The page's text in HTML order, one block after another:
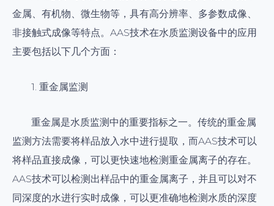
金属、有机物、微生物等，具有高分辨率、多参数成像、
非接触式成像等特点。AAS技术在水质监测设备中的应用
主要包括以下几个方面：
1. 重金属监测
重金属是水质监测中的重要指标之一。传统的重金属
监测方法需要将样品放入水中进行提取，而AAS技术可以
将样品直接成像，可以更快速地检测重金属离子的存在。
AAS技术可以检测出样品中的重金属离子，并且可以对不
同深度的水进行实时成像，可以更准确地检测水质的深度